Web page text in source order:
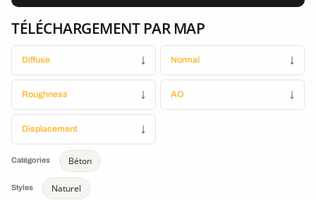
TÉLÉCHARGEMENT PAR MAP
Diffuse ↓ Normal ↓
Roughness ↓ AO ↓
Displacement ↓
Catégories Béton
Styles Naturel